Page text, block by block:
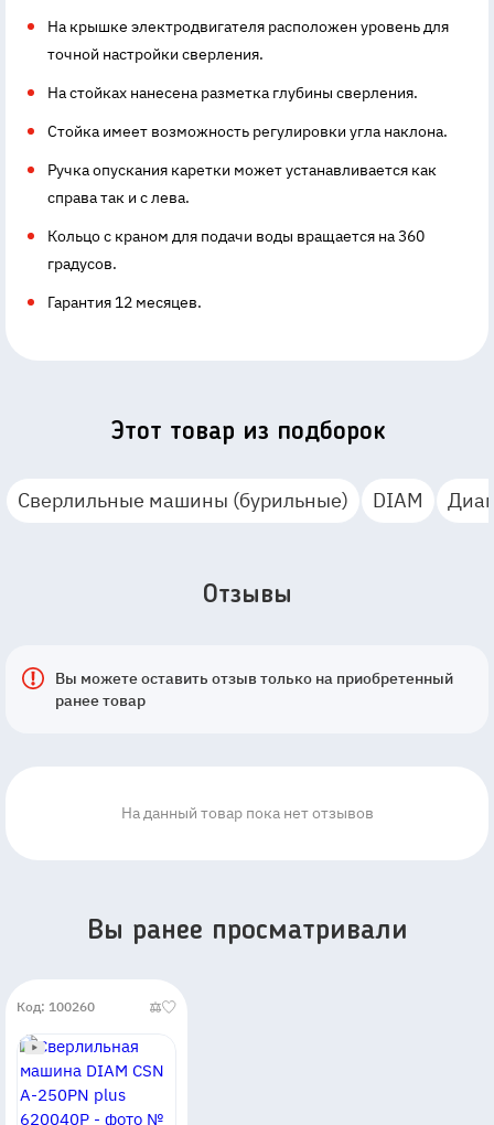
На крышке электродвигателя расположен уровень для
точной настройки сверления.
На стойках нанесена разметка глубины сверления.
Стойка имеет возможность регулировки угла наклона.
Ручка опускания каретки может устанавливается как
справа так и с лева.
Кольцо с краном для подачи воды вращается на 360
градусов.
Гарантия 12 месяцев.
Этот товар из подборок
Сверлильные машины (бурильные) DIAM
Отзывы
Вы можете оставить отзыв только на приобретенный
ранее товар
На данный товар пока нет отзывов
Вы ранее просматривали
Код: 100260